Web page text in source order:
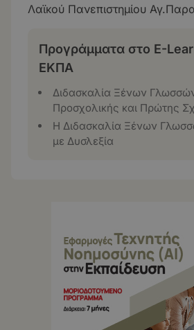
Λαϊκού Πανεπιστημίου
Προγράμματα στο E-
ΕΚΠΑ
Διδασκαλία Ξένων
Προσχολικής και Πρώτης
Η Διδασκαλία Ξένων
με Δυσλεξία